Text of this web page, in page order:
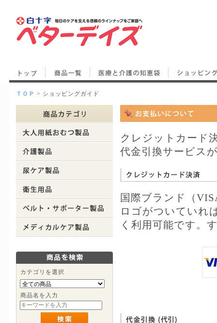
ＴＯＰ > ショッピングガイド
カテゴリを選択
商品名を入力
クレジットカード
代金引換サービス
国際ブランド（
ロゴがついていれ
く利用可能です。